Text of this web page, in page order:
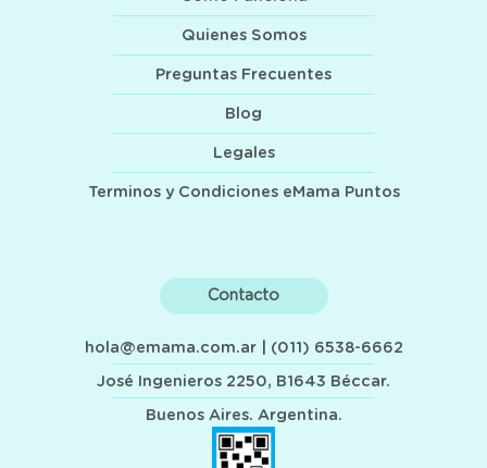
Quienes Somos
Preguntas Frecuentes
Blog
Legales
Terminos y Condiciones eMama Puntos
Contacto
hola@emama.com.ar| (011) 6538-6662
José Ingenieros 2250, B1643 Béccar.
Buenos Aires. Argentina.